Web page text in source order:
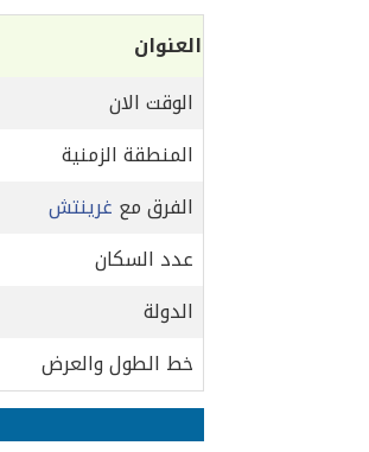
العنوان
الوقت الان
المنطقة الزمنية
الفرق مع غرينتش
عدد السكان
الدولة
خط الطول والعرض